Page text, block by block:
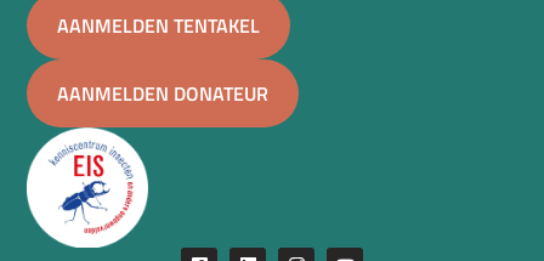
AANMELDEN TENTAKEL
AANMELDEN DONATEUR